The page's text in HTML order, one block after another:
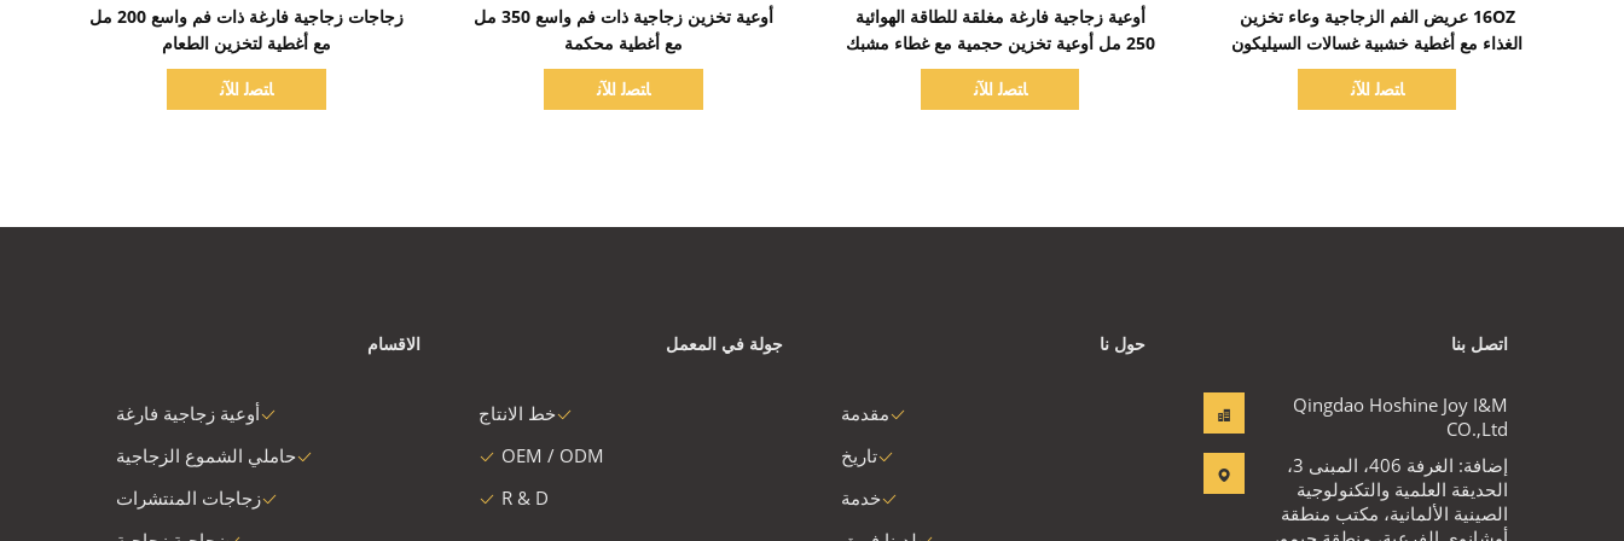
زجاجات زجاجية فارغة ذات فم واسع 200 مل
مع أغطية لتخزين الطعام
ﺎﺘﺼﻟ ﺍﻶﻧ
أوعية تخزين زجاجية ذات فم واسع 350 مل
مع أغطية محكمة
ﺎﺘﺼﻟ ﺍﻶﻧ
أوعية زجاجية فارغة مغلقة للطاقة الهوائية
250 مل أوعية تخزين حجمية مع غطاء مشبك
ﺎﺘﺼﻟ ﺍﻶﻧ
16OZ عريض الفم الزجاجية وعاء تخزين
الغذاء مع أغطية خشبية غسالات السيليكون
ﺎﺘﺼﻟ ﺍﻶﻧ
الاقسام
أوعية زجاجية فارغة
حاملي الشموع الزجاجية
زجاجات المنتشرات
جولة في المعمل
خط الانتاج
OEM / ODM
R & D
حول نا
مقدمة
تاريخ
خدمة
اتصل بنا
Qingdao Hoshine Joy I&M
CO.,Ltd
إضافة: الغرفة 406، المبنى 3،
الحديقة العلمية والتكنولوجية
الصينية الألمانية، مكتب منطقة